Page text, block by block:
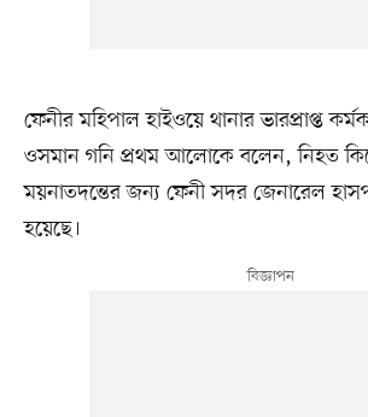
ফেনীর মহিপাল হাইওয়ে থানার ভারপ্রাপ্ত
ওসমান গনি প্রথম আলোকে বলেন, নিহত
ময়নাতদন্তের জন্য ফেনী সদর জেনারেল
হয়েছে।